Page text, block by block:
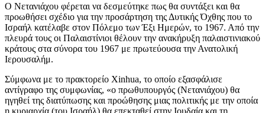
Ο Νετανιάχου φέρεται να δεσμεύτηκε πως θα συντάξει και θα
προωθήσει σχέδιο για την προσάρτηση της Δυτικής Όχθης που το
Ισραήλ κατέλαβε στον Πόλεμο των Έξι Ημερών, το 1967. Από την
πλευρά τους οι Παλαιστίνιοι θέλουν την ανακήρυξη παλαιστινιακού
κράτους στα σύνορα του 1967 με πρωτεύουσα την Ανατολική
Ιερουσαλήμ.
Σύμφωνα με το πρακτορείο Xinhua, το οποίο εξασφάλισε
αντίγραφο της συμφωνίας, «ο πρωθυπουργός (Νετανιάχου) θα
ηγηθεί της διατύπωσης και προώθησης μιας πολιτικής με την οποία
η κυριαρχία (του Ισραήλ) θα επεκταθεί στην Ιουδαία και τη